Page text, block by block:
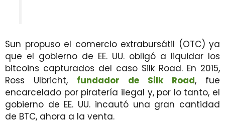
Sun propuso el comercio extrabursátil (OTC) ya
que el gobierno de EE. UU. obligó a liquidar los
bitcoins capturados del caso Silk Road. En 2015,
Ross Ulbricht, fundador de Silk Road, fue
encarcelado por piratería ilegal y, por lo tanto, el
gobierno de EE. UU. incautó una gran cantidad
de BTC, ahora a la venta.